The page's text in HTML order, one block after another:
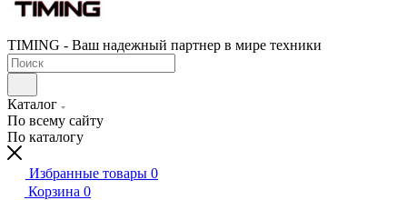
TIMING - Ваш надежный партнер в мире техники
Каталог
По всему сайту
По каталогу
Избранные товары 0
Корзина 0